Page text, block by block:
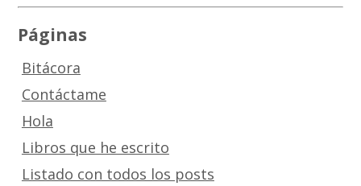
Páginas
Bitácora
Contáctame
Hola
Libros que he escrito
Listado con todos los posts